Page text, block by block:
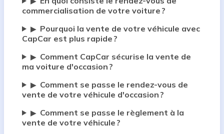
commercialisation de votre voiture ?
▶ Pourquoi la vente de votre véhicule avec
CapCar est plus rapide ?
▶ Comment CapCar sécurise la vente de
ma voiture d'occasion ?
▶ Comment se passe le rendez-vous de
vente de votre véhicule d'occasion ?
▶ Comment se passe le règlement à la
vente de votre véhicule ?